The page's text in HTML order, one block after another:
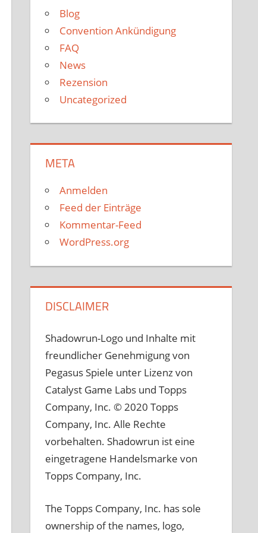
Blog
Convention Ankündigung
FAQ
News
Rezension
Uncategorized
META
Anmelden
Feed der Einträge
Kommentar-Feed
WordPress.org
DISCLAIMER
Shadowrun-Logo und Inhalte mit
freundlicher Genehmigung von
Pegasus Spiele unter Lizenz von
Catalyst Game Labs und Topps
Company, Inc. © 2020 Topps
Company, Inc. Alle Rechte
vorbehalten. Shadowrun ist eine
eingetragene Handelsmarke von
Topps Company, Inc.
The Topps Company, Inc. has sole
ownership of the names, logo,